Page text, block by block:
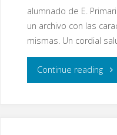
alumnado de E.
un archivo con las
mismas. Un cordial
Continue reading